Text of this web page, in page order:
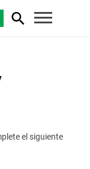
el siguiente